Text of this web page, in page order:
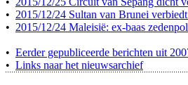
• 2015/12/24 Sultan van Brunei
• 2015/12/24 Maleisië: ex-baas
• Eerder gepubliceerde berichten uit
• Links naar het nieuwsarchief